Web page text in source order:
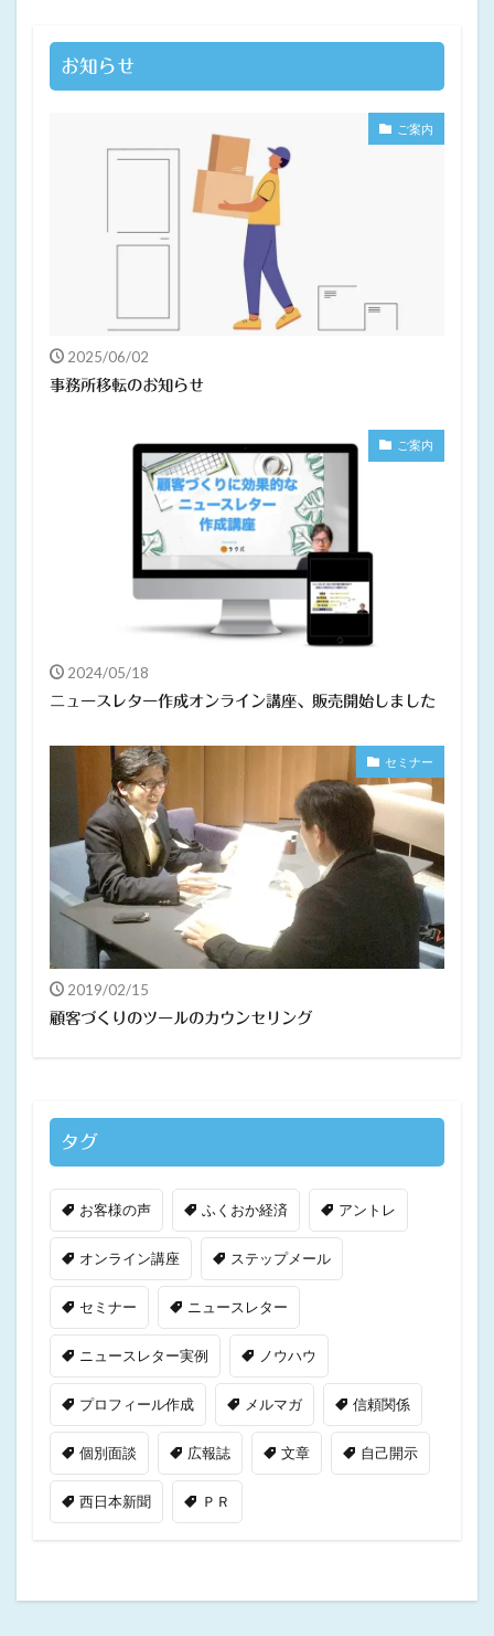
お知らせ
ご案内
2025/06/02
事務所移転のお知らせ
ご案内
2024/05/18
ニュースレター作成オンライン講座、販売開始しました
セミナー
2019/02/15
顧客づくりのツールのカウンセリング
タグ
お客様の声 ふくおか経済 アントレ
オンライン講座 ステップメール
セミナー ニュースレター
ニュースレター実例 ノウハウ
プロフィール作成 メルマガ 信頼関係
個別面談 広報誌 文章 自己開示
西日本新聞 ＰＲ